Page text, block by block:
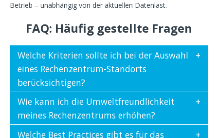
Betrieb – unabhängig von der aktuellen Datenlast.
FAQ: Häufig gestellte Fragen
Welche Kriterien sollte ich bei der Auswahl
eines Rechenzentrum-Standorts
berücksichtigen?
Wie kann ich die Umweltfreundlichkeit
meines Rechenzentrums erhöhen?
Welche Best Practices gibt es für das